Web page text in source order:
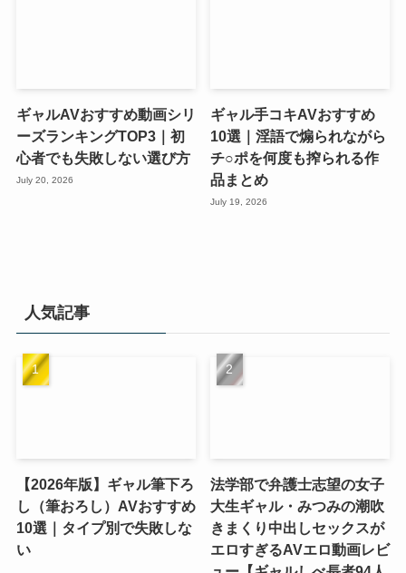
ギャルAVおすすめ動画シリ
ーズランキングTOP3｜初
心者でも失敗しない選び方
July 20, 2026
ギャル手コキAVおすすめ
10選｜淫語で煽られながら
チ○ポを何度も搾られる作
品まとめ
July 19, 2026
人気記事
【2026年版】ギャル筆下ろ
し（筆おろし）AVおすすめ
10選｜タイプ別で失敗しな
い
法学部で弁護士志望の女子
大生ギャル・みつみの潮吹
きまくり中出しセックスが
エロすぎるAVエロ動画レビ